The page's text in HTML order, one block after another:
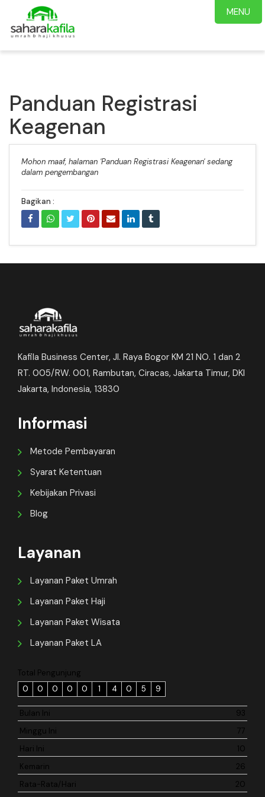
Panduan Registrasi
Keagenan
Mohon maaf, halaman 'Panduan Registrasi Keagenan' sedang
dalam pengembangan
Bagikan :
Kafila Business Center, Jl. Raya Bogor KM 21 NO. 1 dan 2
RT. 005/RW. 001, Rambutan, Ciracas, Jakarta Timur, DKI
Jakarta, Indonesia, 13830
Informasi
Metode Pembayaran
Syarat Ketentuan
Kebijakan Privasi
Blog
Layanan
Layanan Paket Umrah
Layanan Paket Haji
Layanan Paket Wisata
Layanan Paket LA
Total Pengunjung
0
0 0 0 0 1 4 0 5 9
Bulan Ini
93
Minggu Ini
77
Hari Ini
10
Kemarin
26
Rata-Rata/Hari
20
MENU